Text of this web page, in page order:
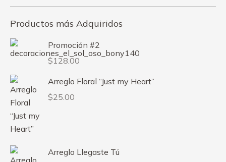
Productos más Adquiridos
Promoción #2
$128.00
Arreglo Floral “Just my Heart”
$25.00
Arreglo Llegaste Tú